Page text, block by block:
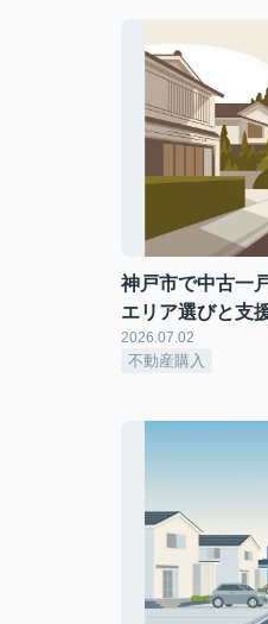
神戸市で中古一
エリア選びと支
2026.07.02
不動産購入